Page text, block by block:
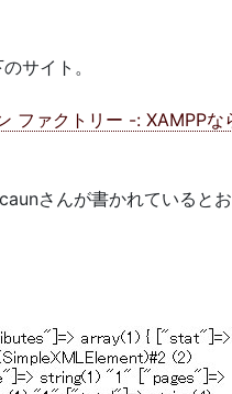
サイト。
ファクトリー -: XAMPP
さんが書かれているとお